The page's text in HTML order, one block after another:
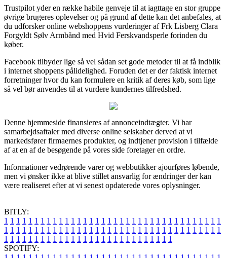
Trustpilot yder en række habile genveje til at iagttage en stor gruppe
øvrige brugeres oplevelser og på grund af dette kan det anbefales, at
du udforsker online webshoppens vurderinger af Frk Lisberg Clara
Forgyldt Sølv Armbånd med Hvid Ferskvandsperle forinden du
køber.
Facebook tilbyder lige så vel sådan set gode metoder til at få indblik
i internet shoppens pålidelighed. Foruden det er der faktisk internet
forretninger hvor du kan formulere en kritik af deres køb, som lige
så vel bør anvendes til at vurdere kundernes tilfredshed.
Denne hjemmeside finansieres af annonceindtægter. Vi har
samarbejdsaftaler med diverse online selskaber derved at vi
markedsfører firmaernes produkter, og indtjener provision i tilfælde
af at en af de besøgende på vores side foretager en ordre.
Informationer vedrørende varer og webbutikker ajourføres løbende,
men vi ønsker ikke at blive stillet ansvarlig for ændringer der kan
være realiseret efter at vi senest opdaterede vores oplysninger.
BITLY:
1 1 1 1 1 1 1 1 1 1 1 1 1 1 1 1 1 1 1 1 1 1 1 1 1 1 1 1 1 1 1 1 1 1 1 1
1 1 1 1 1 1 1 1 1 1 1 1 1 1 1 1 1 1 1 1 1 1 1 1 1 1 1 1 1 1 1 1 1 1 1 1
1 1 1 1 1 1 1 1 1 1 1 1 1 1 1 1 1 1 1 1 1 1 1 1 1 1 1 1
SPOTIFY: